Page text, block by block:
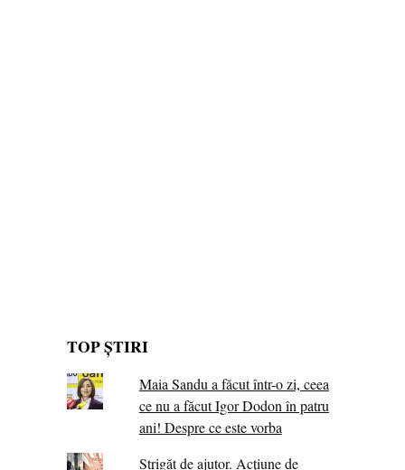
TOP ȘTIRI
Maia Sandu a făcut într-o zi, ceea
ce nu a făcut Igor Dodon în patru
ani! Despre ce este vorba
Strigăt de ajutor. Acțiune de